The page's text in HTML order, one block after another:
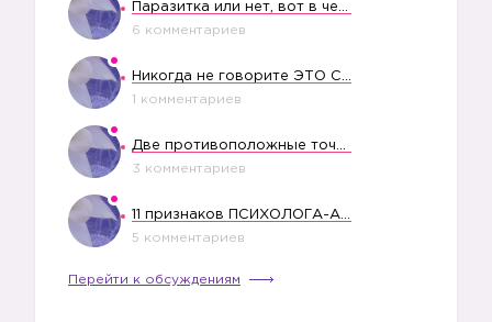
6 комментариев
1 комментариев
3 комментариев
5 комментариев
Перейти к обсуждениям